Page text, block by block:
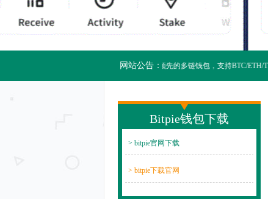
网站公告：
Bitpie比特派是全球领先的多链钱包，支持BTC/ETH/
Bitpie钱包下载
> bitpie官网下载
> bitpie下载官网